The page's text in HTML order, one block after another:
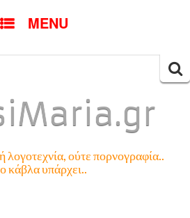
MENU
λογοτεχνία, ούτε πορνογραφία..
κάβλα υπάρχει..